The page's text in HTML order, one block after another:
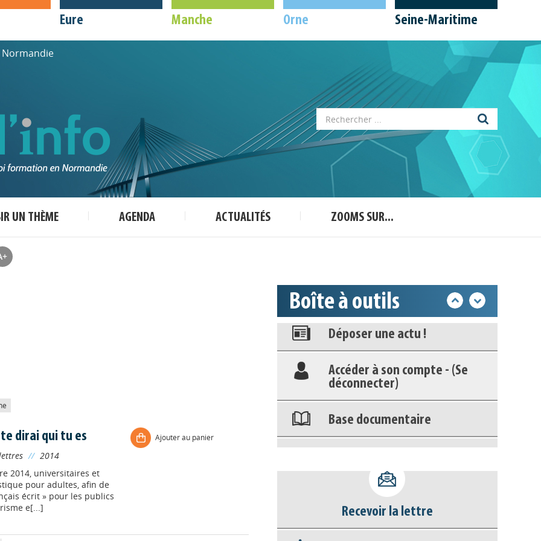
Eure Manche Orne Seine-Maritime
UN THÈME AGENDA ACTUALITÉS ZOOMS SUR...
dirai qui tu es
// 2014
2014, universitaires et
pour adultes, afin de
écrit » pour les publics
e[...]
Ajouter au panier
Boîte à outils
Appels à projets
Déposer une actu !
Accéder à son compte - (Se
déconnecter)
Nos veilles Scoop.it
Déposer une actu !
Accéder à son compte - (Se
déconnecter)
Base documentaire
Nos veilles Scoop.it
Appels à projets
Recevoir la lettre